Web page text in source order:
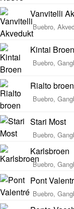
Vanvitelli
Buebro,
Kintai Broen
Buebro,
Rialto broen
Buebro,
Stari Most
Buebro,
Karlsbroen
Buebro,
Pont
Buebro,